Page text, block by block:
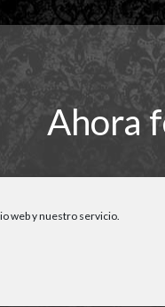
web y nuestro servicio.
Ahora